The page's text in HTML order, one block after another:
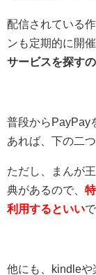
配信されている
ンも定期的に開
サービスを探す
普段からPayPay
あれば、下の二
ただし、まんが
典があるので、
利用するといい
他にも、kindleや